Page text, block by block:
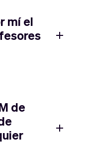
mí el
de